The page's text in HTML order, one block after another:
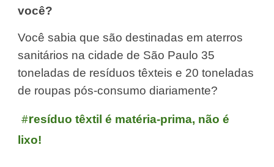
você?
Você sabia que são destinadas em aterros
sanitários na cidade de São Paulo 35
toneladas de resíduos têxteis e 20 toneladas
de roupas pós-consumo diariamente?
#resíduo têxtil é matéria-prima, não é
lixo!